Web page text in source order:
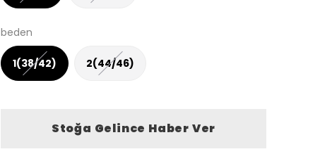
beden
1(38/42) 2(44/46)
Stoğa Gelince Haber Ver